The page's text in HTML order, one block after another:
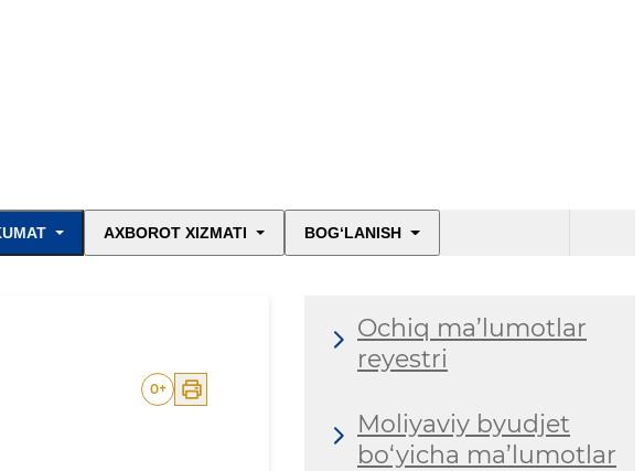
AXBOROT XIZMATI BOG‘LANISH
0+
Ochiq ma’lumotlar
reyestri
Moliyaviy byudjet
bo‘yicha ma’lumotlar